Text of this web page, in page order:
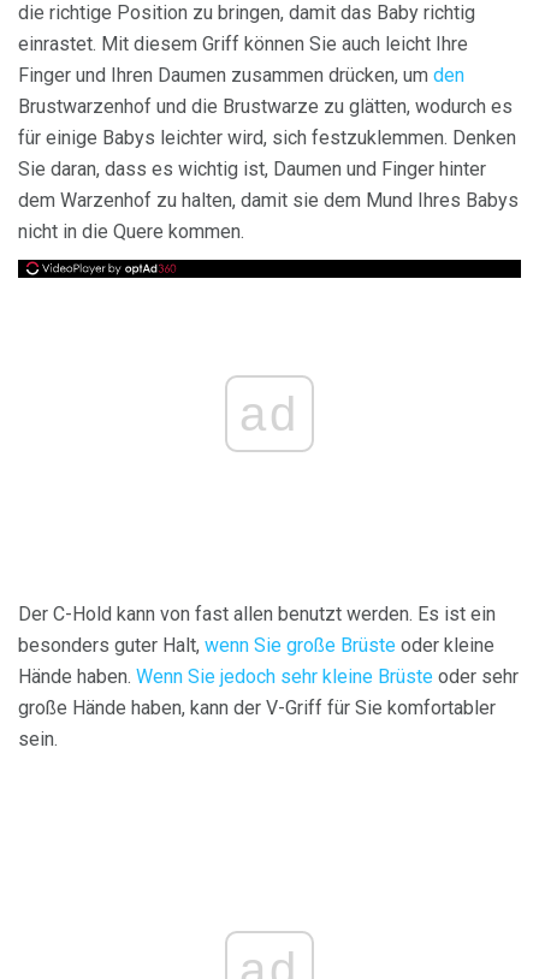
die richtige Position zu bringen, damit das Baby richtig
einrastet. Mit diesem Griff können Sie auch leicht Ihre
Finger und Ihren Daumen zusammen drücken, um den
Brustwarzenhof und die Brustwarze zu glätten, wodurch es
für einige Babys leichter wird, sich festzuklemmen. Denken
Sie daran, dass es wichtig ist, Daumen und Finger hinter
dem Warzenhof zu halten, damit sie dem Mund Ihres Babys
nicht in die Quere kommen.
ad
Der C-Hold kann von fast allen benutzt werden. Es ist ein
besonders guter Halt, wenn Sie große Brüste oder kleine
Hände haben. Wenn Sie jedoch sehr kleine Brüste oder sehr
große Hände haben, kann der V-Griff für Sie komfortabler
sein.